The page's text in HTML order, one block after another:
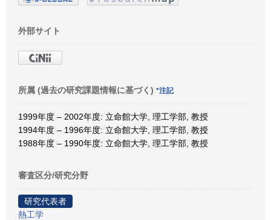
外部サイト
所属 (過去の研究課題情報に基づく) *注記
1999年度 – 2002年度: 立命館大学, 理工学部, 教授
1994年度 – 1996年度: 立命館大学, 理工学部, 教授
1988年度 – 1990年度: 立命館大学, 理工学部, 教授
審査区分/研究分野
研究代表者
熱工学